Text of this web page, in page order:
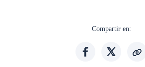
Compartir en: